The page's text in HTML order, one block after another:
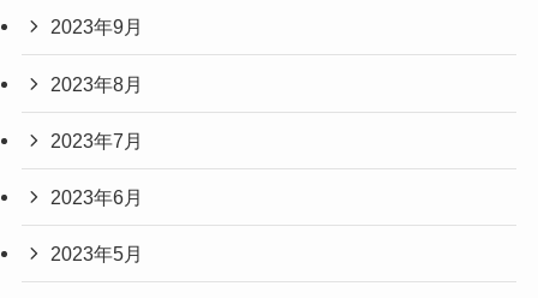
2023年9月
2023年8月
2023年7月
2023年6月
2023年5月